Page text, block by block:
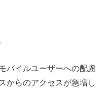
バイルユーザーへの配慮
からのアクセスが急増し